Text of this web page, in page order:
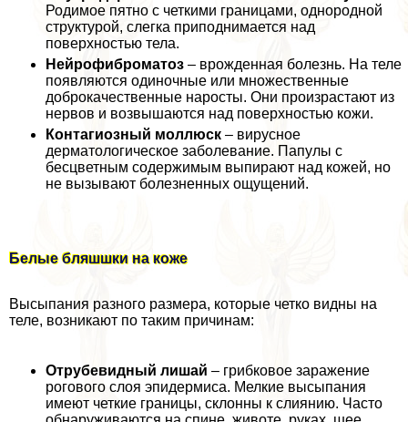
Родимое пятно с четкими границами, однородной
структурой, слегка приподнимается над
поверхностью тела.
Нейрофиброматоз – врожденная болезнь. На теле
появляются одиночные или множественные
доброкачественные наросты. Они произрастают из
нервов и возвышаются над поверхностью кожи.
Контагиозный моллюск – вирусное
дерматологическое заболевание. Папулы с
бесцветным содержимым выпирают над кожей, но
не вызывают болезненных ощущений.
Белые бляшшки на коже
Высыпания разного размера, которые четко видны на
теле, возникают по таким причинам:
Отрубевидный лишай – грибковое заражение
рогового слоя эпидермиса. Мелкие высыпания
имеют четкие границы, склонны к слиянию. Часто